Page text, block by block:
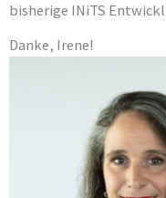
bisherige INiTS
Danke, Irene!